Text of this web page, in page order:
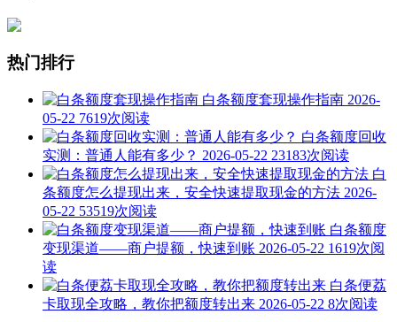
热门排行
白条额度套现操作指南 2026-
05-22 7619次阅读
白条额度回收
实测：普通人能有多少？ 2026-05-22 23183次阅读
白
条额度怎么提现出来，安全快速提取现金的方法 2026-
05-22 53519次阅读
白条额度
变现渠道——商户提额，快速到账 2026-05-22 1619次阅
读
白条便荔
卡取现全攻略，教你把额度转出来 2026-05-22 8次阅读